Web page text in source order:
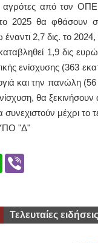
από τον
το 2025 θα
2,7 δις. το
1,9 δις
ενίσχυσης (363
και την πανώλη
θα
μέχρι το
"Δ"
WhatsApp
Viber
Τελευταίες ειδήσεις